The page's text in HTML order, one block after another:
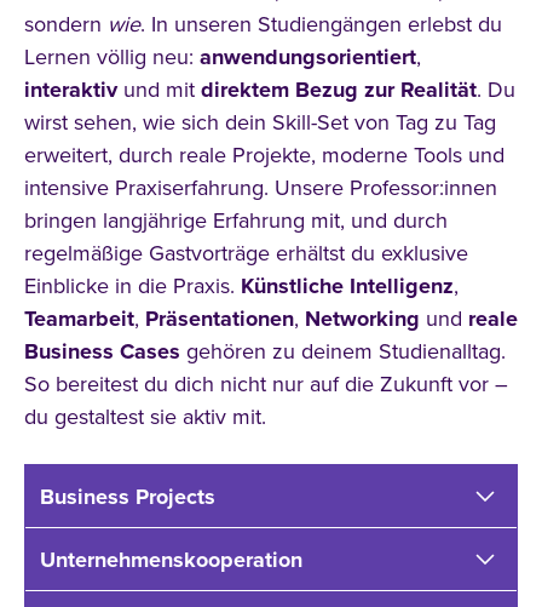
sondern wie. In unseren Studiengängen erlebst du
Lernen völlig neu: anwendungsorientiert,
interaktiv und mit direktem Bezug zur Realität. Du
wirst sehen, wie sich dein Skill-Set von Tag zu Tag
erweitert, durch reale Projekte, moderne Tools und
intensive Praxiserfahrung. Unsere Professor:innen
bringen langjährige Erfahrung mit, und durch
regelmäßige Gastvorträge erhältst du exklusive
Einblicke in die Praxis. Künstliche Intelligenz,
Teamarbeit, Präsentationen, Networking und reale
Business Cases gehören zu deinem Studienalltag.
So bereitest du dich nicht nur auf die Zukunft vor –
du gestaltest sie aktiv mit.
Business Projects
Unternehmenskooperation